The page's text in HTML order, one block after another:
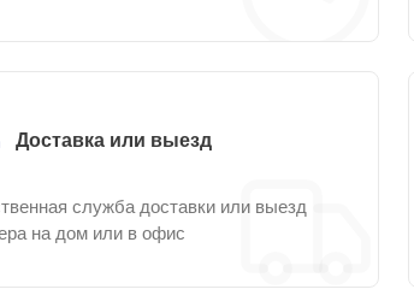
Доставка или выезд
служба доставки или выезд
на дом или в офис